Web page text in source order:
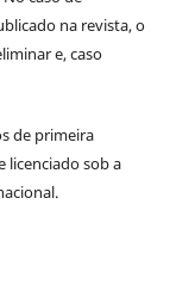
na revista, o
e, caso
de primeira
licenciado sob a